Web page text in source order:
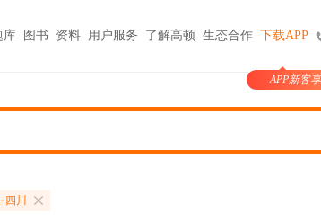
大学生实习与就业
小马学长
库 图书
官方商城
资料 用户服务
付
购课
考试报名
了解高顿 生态合作 下载APP
APP新客
川